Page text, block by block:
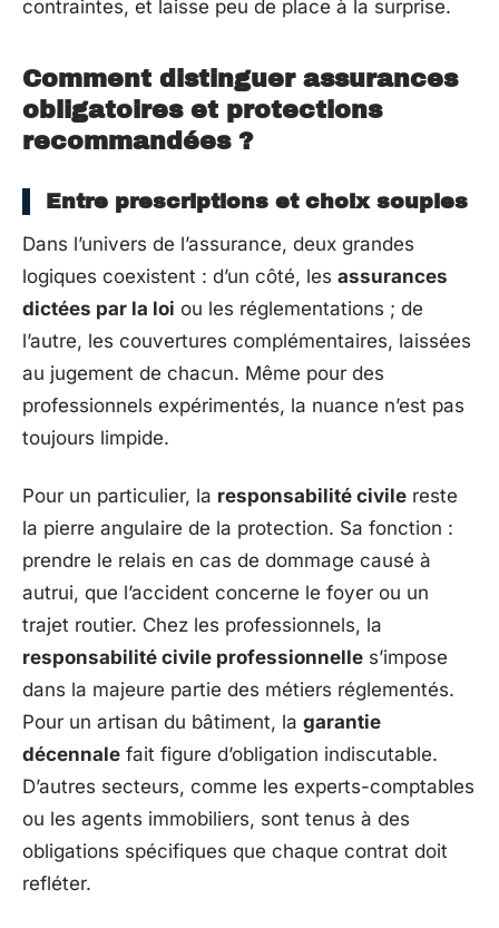
contraintes, et laisse peu de place à la surprise.
Comment distinguer assurances
obligatoires et protections
recommandées ?
Entre prescriptions et choix souples
Dans l’univers de l’assurance, deux grandes
logiques coexistent : d’un côté, les assurances
dictées par la loi ou les réglementations ; de
l’autre, les couvertures complémentaires, laissées
au jugement de chacun. Même pour des
professionnels expérimentés, la nuance n’est pas
toujours limpide.
Pour un particulier, la responsabilité civile reste
la pierre angulaire de la protection. Sa fonction :
prendre le relais en cas de dommage causé à
autrui, que l’accident concerne le foyer ou un
trajet routier. Chez les professionnels, la
responsabilité civile professionnelle s’impose
dans la majeure partie des métiers réglementés.
Pour un artisan du bâtiment, la garantie
décennale fait figure d’obligation indiscutable.
D’autres secteurs, comme les experts-comptables
ou les agents immobiliers, sont tenus à des
obligations spécifiques que chaque contrat doit
refléter.